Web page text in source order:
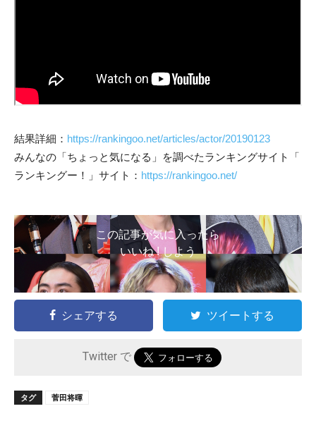
結果詳細： https://rankingoo.net/articles/actor/20190123
みんなの「ちょっと気になる」を調べたランキングサイト「
ランキングー！」サイト： https://rankingoo.net/
この記事が気に入ったら
いいね ! しよう
シェアする ツイートする
Twitter で
タグ 菅田将暉